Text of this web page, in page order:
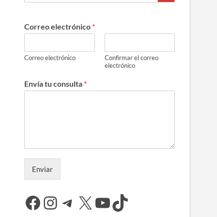
Correo electrónico *
Correo electrónico
Confirmar el correo
electrónico
Envía tu consulta *
Enviar
Facebook
Instagram
Telegram
X YouTube
TikTok